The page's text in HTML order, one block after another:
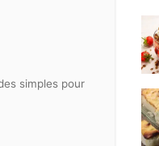
simples pour